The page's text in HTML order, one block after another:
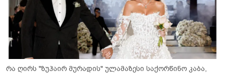
რა ღირს "ზუჰაირ მურადის" ულამაზესი საქორწინო კაბა,